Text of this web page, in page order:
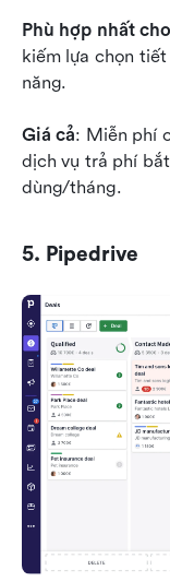
Phù hợp nhất cho
kiếm lựa chọn
năng.
Giá cả: Miễn phí
dịch vụ trả phí
dùng/tháng.
5. Pipedrive